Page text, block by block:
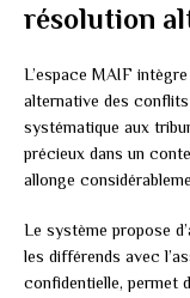
résolution
L’espace MAIF
alternative des
systématique aux
précieux dans un
allonge
Le système propose
les différends avec
confidentielle, permet